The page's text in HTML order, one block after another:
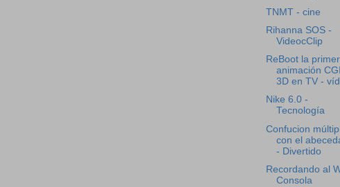
TNMT - cine
Rihanna SOS -
VideocClip
ReBoot la
animación
3D en TV -
Nike 6.0 -
Tecnología
Confucion
con el
- Divertido
Recordando al
Consola